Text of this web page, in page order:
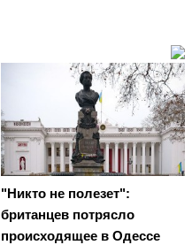
"Никто не полезет":
британцев потрясло
происходящее в Одессе